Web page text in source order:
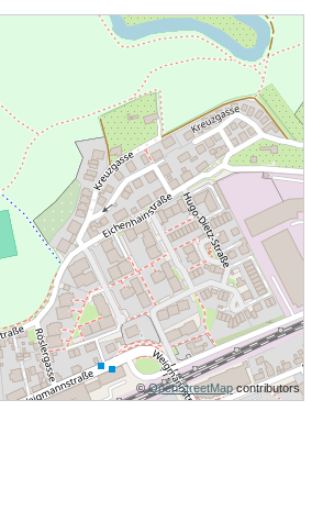
©OpenStreetMapcontributors